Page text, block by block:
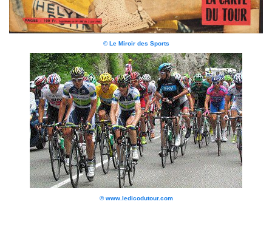
© Le Miroir des Sports
© www.ledicodutour.com